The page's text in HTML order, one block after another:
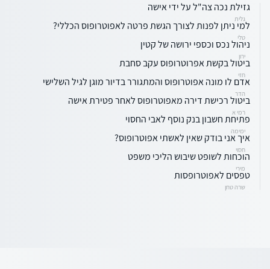
גזילת נכה צה"ל על ידי אישה
גלית
למי ניתן לפנות לצורך הגשת פרטה לאפוטרופוס הכללי?
טלי
ניהול נכס וכספי ירושה של קטין
ירון
ביטול בקשת אפרוטרופוס עקב סחבת
חזי
אדם לו מונה אפוטרופוס והמתגורר בדיור מוגן לגיל השלישי
הדר
ביטול רכישת דירה מאפוטרופוס לאחר פטירת אישה
רמי א
פתיחת חשבון בנק נוסף לאבי החסוי
ימימה
איך אני בודק שאין לאשתי אפוטרופוס?
חסוי
הוכחות לשופט שיבוש הליכי משפט
מירי
טפסים לאפוטרופסות
שרה טחן